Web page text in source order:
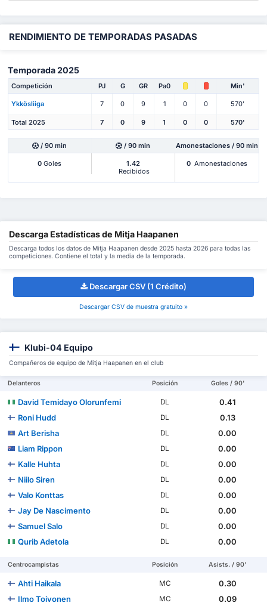
RENDIMIENTO DE TEMPORADAS PASADAS
Temporada 2025
Competición PJ G GR Pa0 Min'
Ykkösliiga 7 0 9 1 0 0 570'
Total 2025 7 0 9 1 0 0 570'
/ 90 min / 90 min Amonestaciones / 90 min
0 Goles
1.42
Recibidos
0 Amonestaciones
Descarga Estadísticas de Mitja Haapanen
Descarga todos los datos de Mitja Haapanen desde 2025 hasta 2026 para todas las
competiciones. Contiene el total y la media de la temporada.
Descargar CSV (1 Crédito)
Descargar CSV de muestra gratuito »
Klubi-04 Equipo
Compañeros de equipo de Mitja Haapanen en el club
Delanteros Posición Goles / 90'
David Temidayo Olorunfemi DL
0.41
Roni Hudd
DL
0.13
Art Berisha
DL
0.00
Liam Rippon
DL
0.00
Kalle Huhta
DL
0.00
Niilo Siren
DL
0.00
Valo Konttas
DL
0.00
Jay De Nascimento
DL
0.00
Samuel Salo
DL
0.00
Qurib Adetola
DL 0.00
Centrocampistas Posición Asists. / 90'
Ahti Haikala MC
0.30
Ilmo Toivonen
MC
0.09